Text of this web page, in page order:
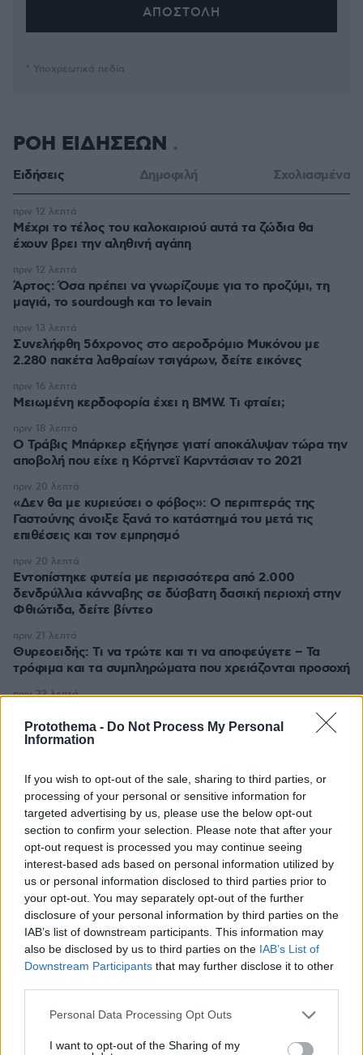
Protothema - Do Not Process My Personal
Information
If you wish to opt-out of the sale, sharing to third parties, or
processing of your personal or sensitive information for
targeted advertising by us, please use the below opt-out
section to confirm your selection. Please note that after your
opt-out request is processed you may continue seeing
interest-based ads based on personal information utilized by
us or personal information disclosed to third parties prior to
your opt-out. You may separately opt-out of the further
disclosure of your personal information by third parties on the
IAB’s list of downstream participants. This information may
also be disclosed by us to third parties on the IAB’s List of
Downstream Participants that may further disclose it to other
Please note that this website/app uses one or more Google
not limited to your visit or usage behaviour. You may click to
Personal Data Processing Opt Outs
I want to opt-out of the Sharing of my
* Υποχρεωτικά πεδία
ΡΟΗ ΕΙΔΗΣΕΩΝ
Ειδήσεις Δημοφιλή Σχολιασμένα
Μέχρι το τέλος του καλοκαιριού αυτά τα ζώδια θα
έχουν βρει την αληθινή αγάπη
πριν 12 λεπτά
Άρτος: Όσα πρέπει να γνωρίζουμε για το προζύμι, τη
μαγιά, το sourdough και το levain
πριν 12 λεπτά
Συνελήφθη 56χρονος στο αεροδρόμιο Μυκόνου με
2.280 πακέτα λαθραίων τσιγάρων, δείτε εικόνες
πριν 13 λεπτά
Μειωμένη κερδοφορία έχει η BMW. Τι φταίει;
πριν 16 λεπτά
O Τράβις Μπάρκερ εξήγησε γιατί αποκάλυψαν τώρα την
αποβολή που είχε η Κόρτνεϊ Καρντάσιαν το 2021
πριν 18 λεπτά
«Δεν θα με κυριεύσει ο φόβος»: Ο περιπτεράς της
Γαστούνης άνοιξε ξανά το κατάστημά του μετά τις
επιθέσεις και τον εμπρησμό
πριν 20 λεπτά
Εντοπίστηκε φυτεία με περισσότερα από 2.000
δενδρύλλια κάνναβης σε δύσβατη δασική περιοχή στην
Φθιώτιδα, δείτε βίντεο
πριν 20 λεπτά
Θυρεοειδής: Τι να τρώτε και τι να αποφεύγετε – Τα
τρόφιμα και τα συμπληρώματα που χρειάζονται προσοχή
πριν 21 λεπτά
Μητσοτάκη
πριν 22 λεπτά
κερδίζει τη μάχη;
ΔΕΙΤΕ ΟΛΕΣ ΤΙΣ ΕΙΔΗΣΕΙΣ
ΤΑ ΠΙΟ ΔΗΜΟΦΙΛΗ